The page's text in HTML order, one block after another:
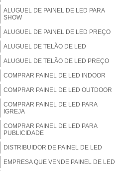
ALUGUEL DE PAINEL DE LED PARA
SHOW
ALUGUEL DE PAINEL DE LED PREÇO
ALUGUEL DE TELÃO DE LED
ALUGUEL DE TELÃO DE LED PREÇO
COMPRAR PAINEL DE LED INDOOR
COMPRAR PAINEL DE LED OUTDOOR
COMPRAR PAINEL DE LED PARA
IGREJA
COMPRAR PAINEL DE LED PARA
PUBLICIDADE
DISTRIBUIDOR DE PAINEL DE LED
EMPRESA QUE VENDE PAINEL DE LED